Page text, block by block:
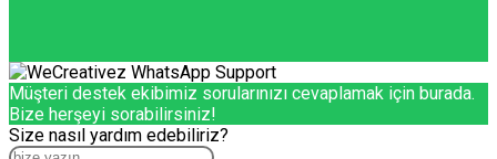
Müşteri destek ekibimiz sorularınızı cevaplamak için burada.
Bize herşeyi sorabilirsiniz!
Size nasıl yardım edebiliriz?